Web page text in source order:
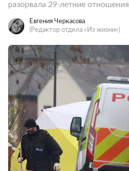
разорвала 29-летние отношения
Евгения Черкасова
(Редактор отдела «Из жизни»)